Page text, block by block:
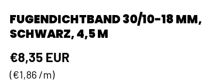
FUGENDICHTBAND 30/10-18 MM,
SCHWARZ, 4,5 M
Normaler Preis
€8,35 EUR
Grundpreis
€1,86 /m